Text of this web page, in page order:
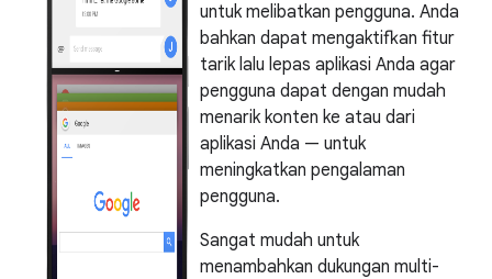
untuk melibatkan pengguna. Anda
bahkan dapat mengaktifkan fitur
tarik lalu lepas aplikasi Anda agar
pengguna dapat dengan mudah
menarik konten ke atau dari
aplikasi Anda — untuk
meningkatkan pengalaman
pengguna.
Sangat mudah untuk
menambahkan dukungan multi-